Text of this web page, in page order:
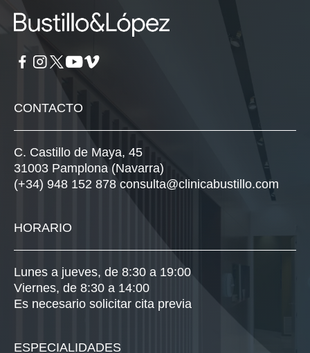
CONTACTO
C. Castillo de Maya, 45
31003 Pamplona (Navarra)
(+34) 948 152 878 consulta@clinicabustillo.com
HORARIO
Lunes a jueves, de 8:30 a 19:00
Viernes, de 8:30 a 14:00
Es necesario solicitar cita previa
ESPECIALIDADES